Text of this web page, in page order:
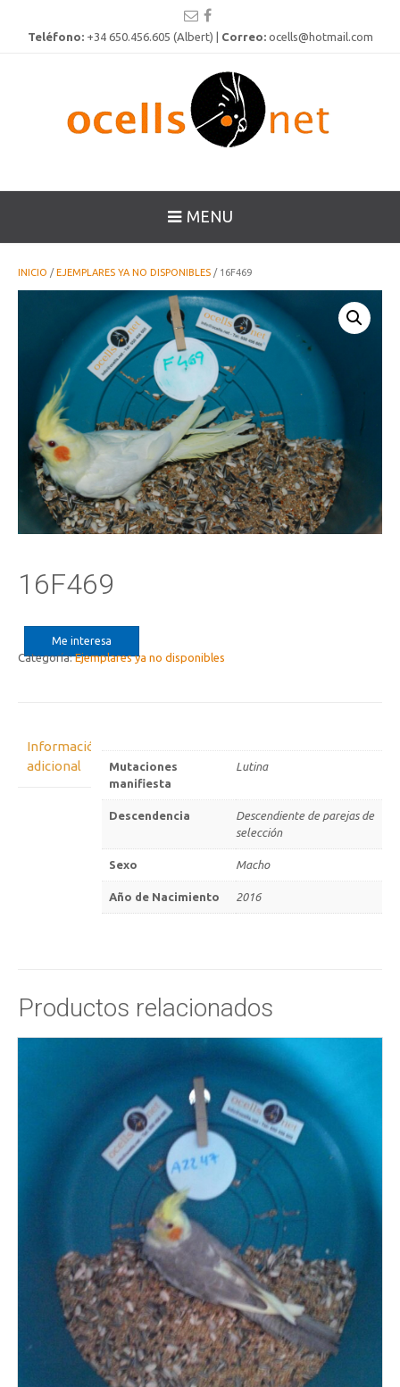
Teléfono:+34 650.456.605 (Albert) | Correo: ocells@hotmail.com
MENU
INICIO /EJEMPLARES YA NO DISPONIBLES / 16F469
16F469
Me interesa
Categoría:Ejemplares ya no disponibles
Información
adicional
Mutaciones
manifiesta
Lutina
Descendencia
Descendiente de parejas de
selección
Sexo Macho
Año de Nacimiento 2016
Productos relacionados